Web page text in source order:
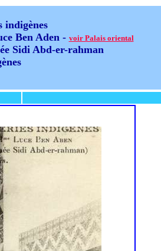
indigènes
Ben Aden - voir Palais oriental
Sidi Abd-er-rahman